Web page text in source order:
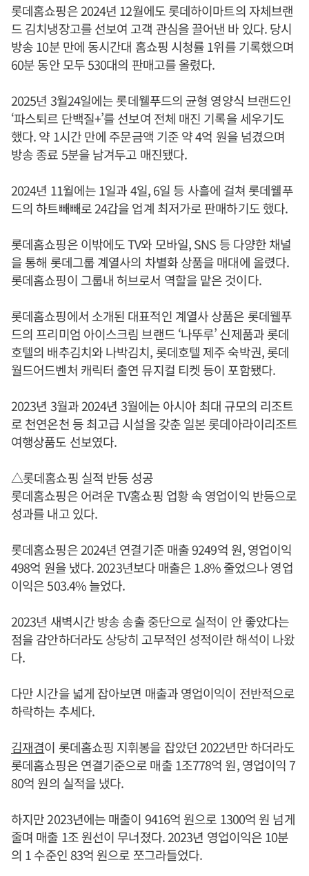
롯데홈쇼핑은 2024년 12월에도 롯데하이마트의 자체브랜
드 김치냉장고를 선보여 고객 관심을 끌어낸 바 있다. 당시
방송 10분 만에 동시간대 홈쇼핑 시청률 1위를 기록했으며
60분 동안 모두 530대의 판매고를 올렸다.
2025년 3월24일에는 롯데웰푸드의 균형 영양식 브랜드인
‘파스퇴르 단백질+’를 선보여 전체 매진 기록을 세우기도
했다. 약 1시간 만에 주문금액 기준 약 4억 원을 넘겼으며
방송 종료 5분을 남겨두고 매진됐다.
2024년 11월에는 1일과 4일, 6일 등 사흘에 걸쳐 롯데웰푸
드의 하트빼빼로 24갑을 업계 최저가로 판매하기도 했다.
롯데홈쇼핑은 이밖에도 TV와 모바일, SNS 등 다양한 채널
을 통해 롯데그룹 계열사의 차별화 상품을 매대에 올렸다.
롯데홈쇼핑이 그룹내 허브로서 역할을 맡은 것이다.
롯데홈쇼핑에서 소개된 대표적인 계열사 상품은 롯데웰푸
드의 프리미엄 아이스크림 브랜드 ‘나뚜루’ 신제품과 롯데
호텔의 배추김치와 나박김치, 롯데호텔 제주 숙박권, 롯데
월드어드벤처 캐릭터 출연 뮤지컬 티켓 등이 포함됐다.
2023년 3월과 2024년 3월에는 아시아 최대 규모의 리조트
로 천연온천 등 최고급 시설을 갖춘 일본 롯데아라이리조트
여행상품도 선보였다.
△롯데홈쇼핑 실적 반등 성공
롯데홈쇼핑은 어려운 TV홈쇼핑 업황 속 영업이익 반등으로
성과를 내고 있다.
롯데홈쇼핑은 2024년 연결기준 매출 9249억 원, 영업이익
498억 원을 냈다. 2023년보다 매출은 1.8% 줄었으나 영업
이익은 503.4% 늘었다.
2023년 새벽시간 방송 송출 중단으로 실적이 안 좋았다는
점을 감안하더라도 상당히 고무적인 성적이란 해석이 나왔
다.
다만 시간을 넓게 잡아보면 매출과 영업이익이 전반적으로
하락하는 추세다.
김재겸이 롯데홈쇼핑 지휘봉을 잡았던 2022년만 하더라도
롯데홈쇼핑은 연결기준으로 매출 1조778억 원, 영업이익 7
80억 원의 실적을 냈다.
하지만 2023년에는 매출이 9416억 원으로 1300억 원 넘게
줄며 매출 1조 원선이 무너졌다. 2023년 영업이익은 10분
의 1 수준인 83억 원으로 쪼그라들었다.